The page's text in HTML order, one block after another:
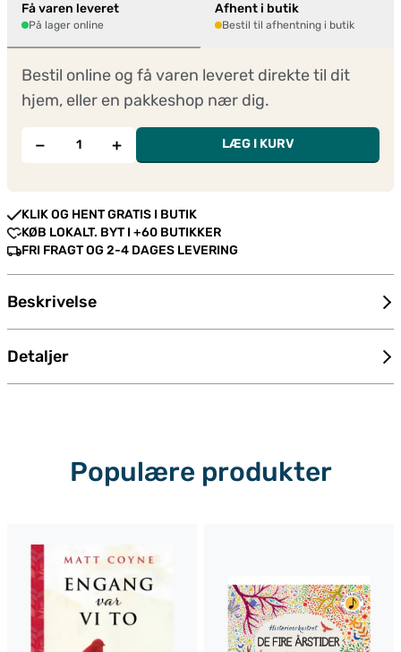
Få varen leveret
På lager online
Afhent i butik
Bestil til afhentning i butik
Bestil online og få varen leveret direkte til dit
hjem, eller en pakkeshop nær dig.
− + LÆG I KURV
KLIK OG HENT GRATIS I BUTIK
KØB LOKALT. BYT I +60 BUTIKKER
FRI FRAGT OG 2-4 DAGES LEVERING
Beskrivelse
Detaljer
Populære produkter